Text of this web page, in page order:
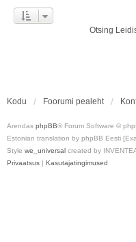
Otsing
Kodu Foorumi pealeht
Arendas phpBB® Forum Software ©
Estonian translation by phpBB Eesti
Style we_universal created by
Privaatsus | Kasutajatingimused